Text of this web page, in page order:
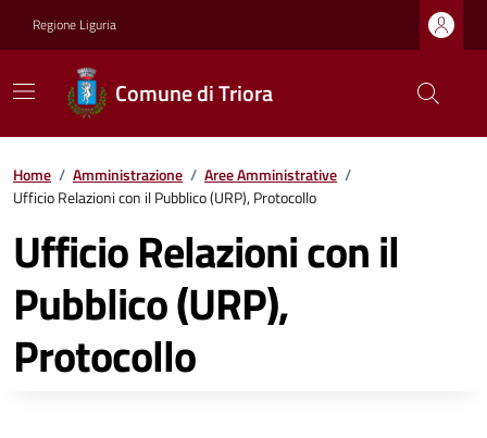
Regione Liguria
Comune di Triora
Home / Amministrazione / Aree Amministrative /
Ufficio Relazioni con il Pubblico (URP), Protocollo
Ufficio Relazioni con il
Pubblico (URP),
Protocollo